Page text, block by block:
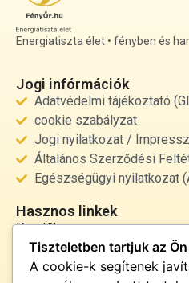
Energiatiszta élet • fényben és
Jogi infórmációk
Adatvédelmi tájékoztató
cookie szabályzat
Jogi nyilatkozat /
Általános Szerződési
Egészségügyi nyilatkozat
Hasznos linkek
Kezdőlap
Rólunk
Szolgáltatások
Tiszteletben tartjuk az
A cookie-k segítenek